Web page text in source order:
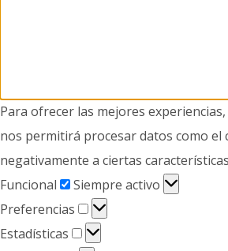
Para ofrecer las mejores
nos permitirá procesar datos como
negativamente a ciertas
Funcional
Funcional
Siempre activo
Preferencias
Preferencias
Estadísticas
Estadísticas